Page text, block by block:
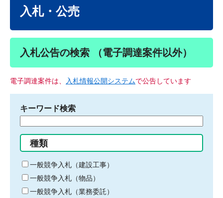
入札・公売
入札公告の検索 （電子調達案件以外）
電子調達案件は、 入札情報公開システムで公告しています
キーワード検索
る
キ
ー
ワ
ー
種類
一般競争入札（建設工事）
一般競争入札（物品）
一般競争入札（業務委託）